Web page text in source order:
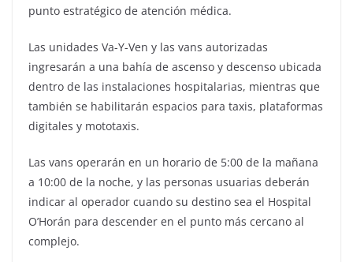
punto estratégico de atención médica.
Las unidades Va-Y-Ven y las vans autorizadas
ingresarán a una bahía de ascenso y descenso ubicada
dentro de las instalaciones hospitalarias, mientras que
también se habilitarán espacios para taxis, plataformas
digitales y mototaxis.
Las vans operarán en un horario de 5:00 de la mañana
a 10:00 de la noche, y las personas usuarias deberán
indicar al operador cuando su destino sea el Hospital
O’Horán para descender en el punto más cercano al
complejo.